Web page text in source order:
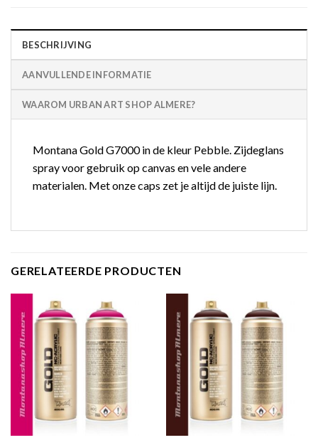
BESCHRIJVING
AANVULLENDE INFORMATIE
WAAROM URBAN ART SHOP ALMERE?
Montana Gold G7000 in de kleur Pebble. Zijdeglans
spray voor gebruik op canvas en vele andere
materialen. Met onze caps zet je altijd de juiste lijn.
GERELATEERDE PRODUCTEN